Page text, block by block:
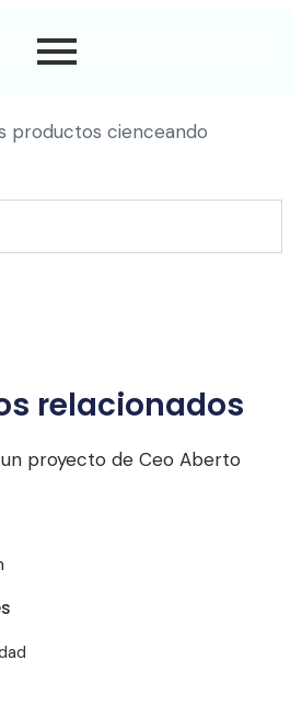
relacionados
proyecto de Ceo Aberto